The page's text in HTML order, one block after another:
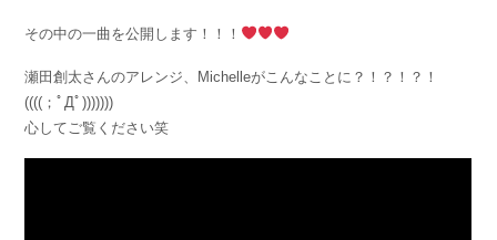
その中の一曲を公開します！！！
瀬田創太さんのアレンジ、Michelleがこんなことに？！？！？！
((((；ﾟДﾟ)))))))
心してご覧ください笑